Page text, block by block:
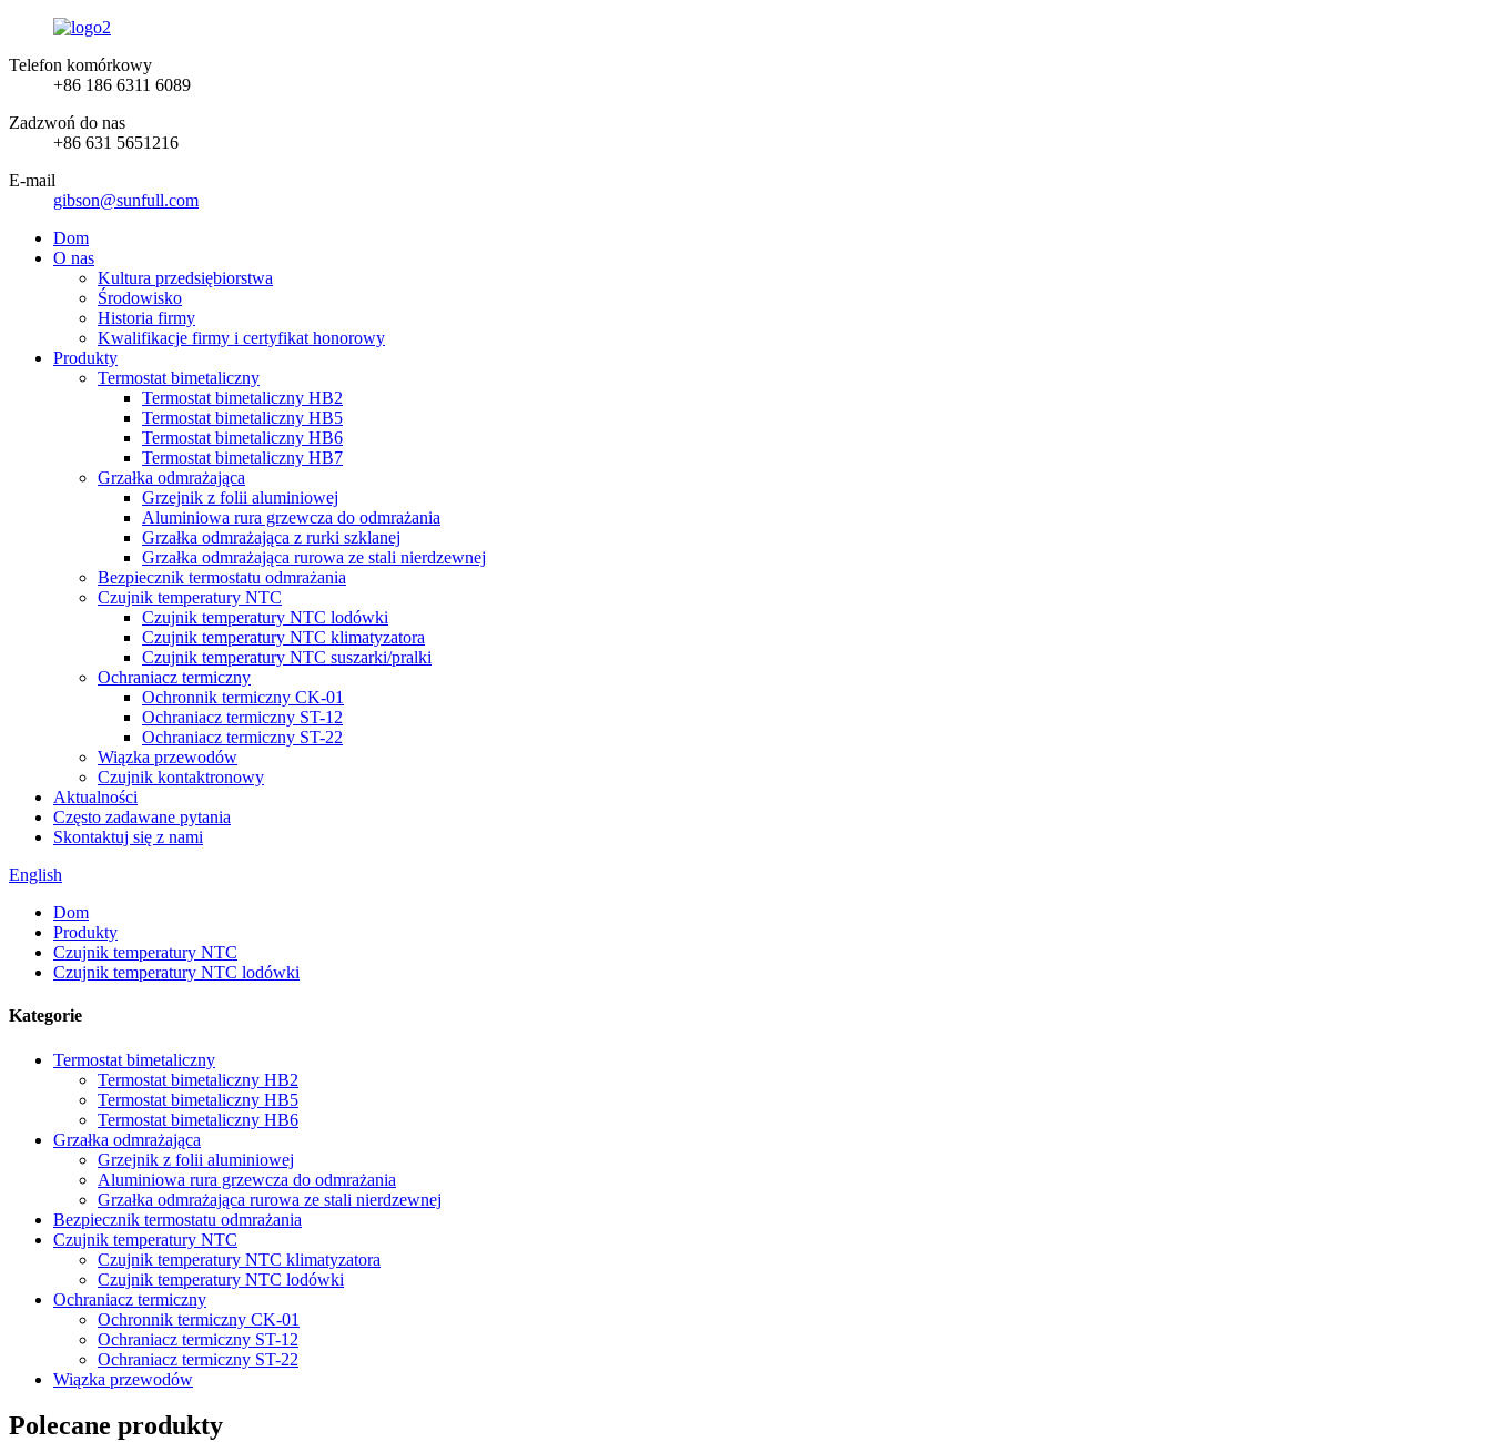
Telefon komórkowy
+86 186 6311 6089
Zadzwoń do nas
+86 631 5651216
E-mail
gibson@sunfull.com
Dom
O nas
Kultura przedsiębiorstwa
Środowisko
Historia firmy
Kwalifikacje firmy i certyfikat honorowy
Produkty
Termostat bimetaliczny
Termostat bimetaliczny HB2
Termostat bimetaliczny HB5
Termostat bimetaliczny HB6
Termostat bimetaliczny HB7
Grzałka odmrażająca
Grzejnik z folii aluminiowej
Aluminiowa rura grzewcza do odmrażania
Grzałka odmrażająca z rurki szklanej
Grzałka odmrażająca rurowa ze stali nierdzewnej
Bezpiecznik termostatu odmrażania
Czujnik temperatury NTC
Czujnik temperatury NTC lodówki
Czujnik temperatury NTC klimatyzatora
Czujnik temperatury NTC suszarki/pralki
Ochraniacz termiczny
Ochronnik termiczny CK-01
Ochraniacz termiczny ST-12
Ochraniacz termiczny ST-22
Wiązka przewodów
Czujnik kontaktronowy
Aktualności
Często zadawane pytania
Skontaktuj się z nami
English
Dom
Produkty
Czujnik temperatury NTC
Czujnik temperatury NTC lodówki
Kategorie
Termostat bimetaliczny
Termostat bimetaliczny HB2
Termostat bimetaliczny HB5
Termostat bimetaliczny HB6
Grzałka odmrażająca
Grzejnik z folii aluminiowej
Aluminiowa rura grzewcza do odmrażania
Grzałka odmrażająca rurowa ze stali nierdzewnej
Bezpiecznik termostatu odmrażania
Czujnik temperatury NTC
Czujnik temperatury NTC klimatyzatora
Czujnik temperatury NTC lodówki
Ochraniacz termiczny
Ochronnik termiczny CK-01
Ochraniacz termiczny ST-12
Ochraniacz termiczny ST-22
Wiązka przewodów
Polecane produkty